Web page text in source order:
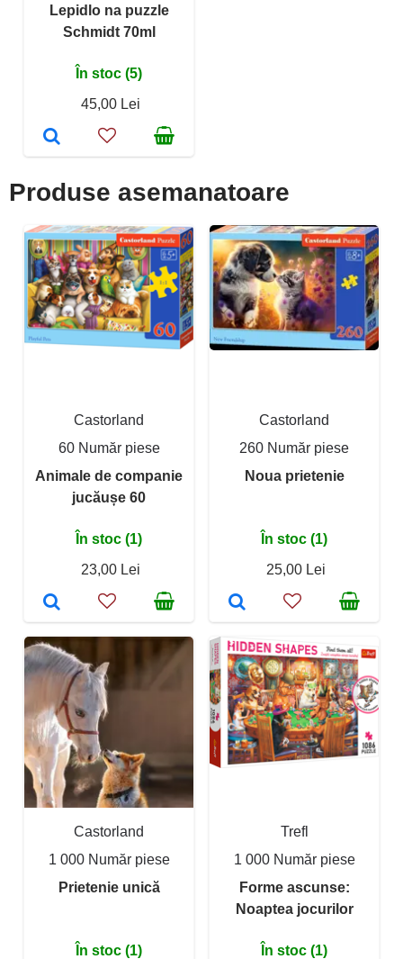
Lepidlo na puzzle
Schmidt 70ml
În stoc (5)
45,00 Lei
Produse asemanatoare
Castorland
60 Număr piese
Animale de companie
jucăușe 60
În stoc (1)
23,00 Lei
Castorland
260 Număr piese
Noua prietenie
În stoc (1)
25,00 Lei
Castorland
1 000 Număr piese
Prietenie unică
În stoc (1)
Trefl
1 000 Număr piese
Forme ascunse:
Noaptea jocurilor
În stoc (1)